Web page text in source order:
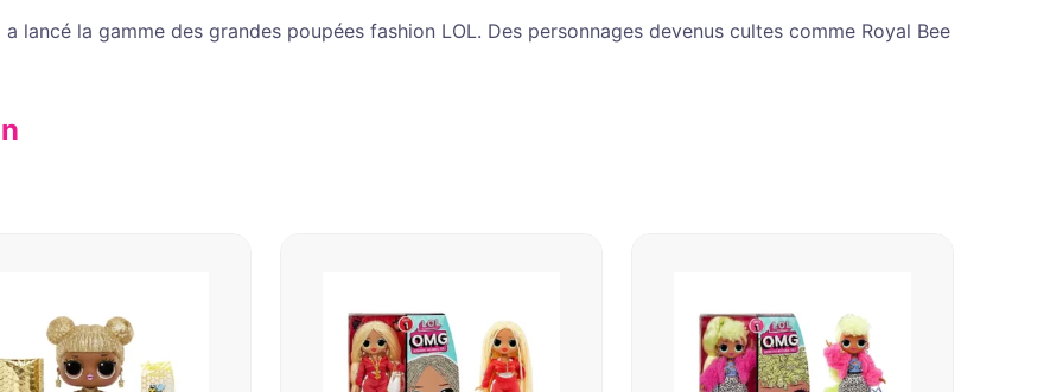
lancé la gamme des grandes poupées fashion LOL. Des personnages devenus cultes comme Royal Bee